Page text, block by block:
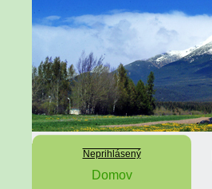
Neprihlásený
Domov